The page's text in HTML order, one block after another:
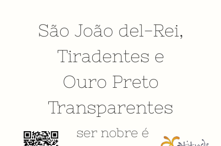
São João del-Rei,
Tiradentes e
Ouro Preto
Transparentes
ser nobre é